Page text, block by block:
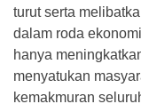
turut serta
dalam roda
hanya
menyatukan
kemakmuran